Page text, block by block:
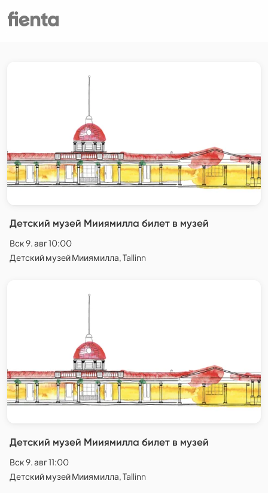
Детский музей Мииямилла билет в музей
Вск 9. авг 10:00
Детский музей Мииямилла, Tallinn
Детский музей Мииямилла билет в музей
Вск 9. авг 11:00
Детский музей Мииямилла, Tallinn